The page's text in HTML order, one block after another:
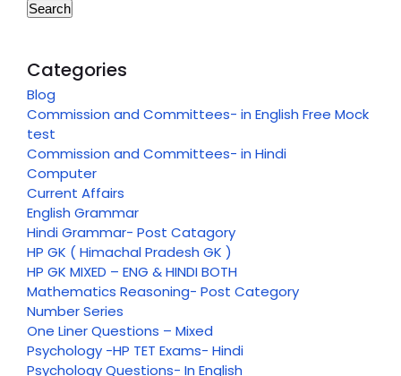
Search
Categories
Blog
Commission and Committees- in English Free Mock
test
Commission and Committees- in Hindi
Computer
Current Affairs
English Grammar
Hindi Grammar- Post Catagory
HP GK ( Himachal Pradesh GK )
HP GK MIXED – ENG & HINDI BOTH
Mathematics Reasoning- Post Category
Number Series
One Liner Questions – Mixed
Psychology -HP TET Exams- Hindi
Psychology Questions- In English